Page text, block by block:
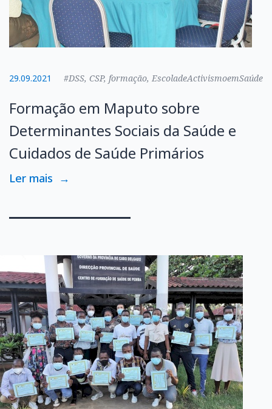
29.09.2021 #DSS, CSP, formação, EscoladeActivismoemSaúde
Formação em Maputo sobre
Determinantes Sociais da Saúde e
Cuidados de Saúde Primários
Ler mais →